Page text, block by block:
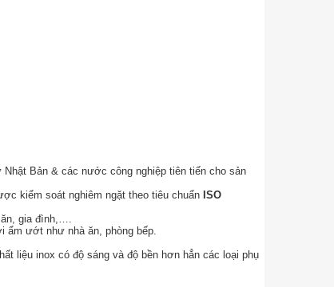
Bản & các nước công nghiệp tiên tiến cho sản
kiểm soát nghiêm ngặt theo tiêu chuẩn ISO
ăn, gia đình,….
ẩm ướt như nhà ăn, phòng bếp.
liệu inox có độ sáng và độ bền hơn hẳn các loại phụ